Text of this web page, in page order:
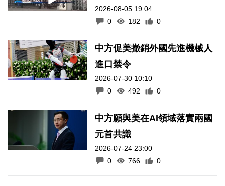
2026-08-05 19:04
0
182 0
中方促美撤銷外國先進機械人
進口禁令
2026-07-30 10:10
0
492 0
中方願與美在AI領域落實兩國
元首共識
2026-07-24 23:00
0
766 0